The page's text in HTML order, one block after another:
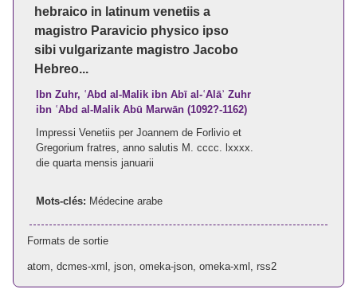
hebraico in latinum venetiis a
magistro Paravicio physico ipso
sibi vulgarizante magistro Jacobo
Hebreo...
Ibn Zuhr, ʿAbd al-Malik ibn Abī al-ʿAlāʾ Zuhr
ibn ʿAbd al-Malik Abū Marwān (1092?-1162)
Impressi Venetiis per Joannem de Forlivio et
Gregorium fratres, anno salutis M. cccc. lxxxx.
die quarta mensis januarii
Mots-clés: Médecine arabe
Formats de sortie
atom dcmes-xml json, omeka-json, omeka-xml rss2